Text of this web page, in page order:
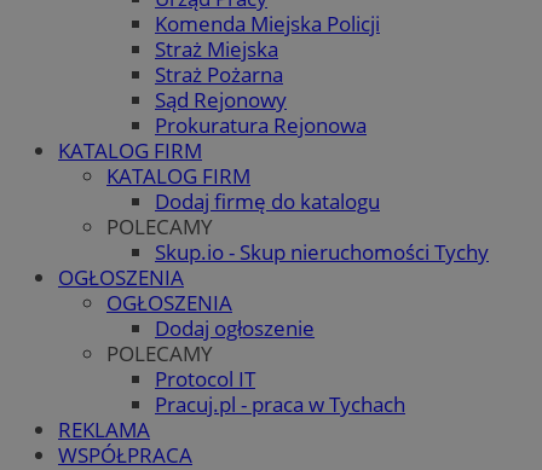
Komenda Miejska Policji
Straż Miejska
Straż Pożarna
Sąd Rejonowy
Prokuratura Rejonowa
KATALOG FIRM
KATALOG FIRM
Dodaj firmę do katalogu
POLECAMY
Skup.io - Skup nieruchomości Tychy
OGŁOSZENIA
OGŁOSZENIA
Dodaj ogłoszenie
POLECAMY
Protocol IT
Pracuj.pl - praca w Tychach
REKLAMA
WSPÓŁPRACA